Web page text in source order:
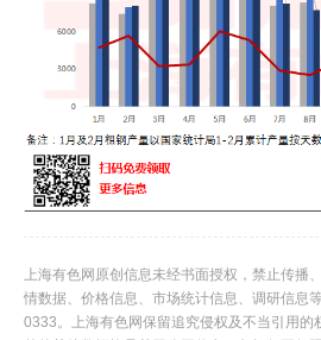
上海有色网原创信息未经书面授权，禁止传播
情数据、价格信息、市场统计信息、调研信息
0333。上海有色网保留追究侵权及不当引用的